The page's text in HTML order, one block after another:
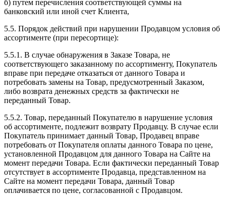
б) путем перечисления соответствующей суммы на
банковский или иной счет Клиента,
5.5. Порядок действий при нарушении Продавцом условия об
ассортименте (при пересортице):
5.5.1. В случае обнаружения в Заказе Товара, не
соответствующего заказанному по ассортименту, Покупатель
вправе при передаче отказаться от данного Товара и
потребовать замены на Товар, предусмотренный Заказом,
либо возврата денежных средств за фактически не
переданный Товар.
5.5.2. Товар, переданный Покупателю в нарушение условия
об ассортименте, подлежит возврату Продавцу. В случае если
Покупатель принимает данный Товар, Продавец вправе
потребовать от Покупателя оплаты данного Товара по цене,
установленной Продавцом для данного Товара на Сайте на
момент передачи Товара. Если фактически переданный Товар
отсутствует в ассортименте Продавца, представленном на
Сайте на момент передачи Товара, данный Товар
оплачивается по цене, согласованной с Продавцом.